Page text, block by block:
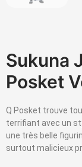
Sukuna
Posket
Q Posket trouve
terrifiant avec un
une très belle
surtout malicieux